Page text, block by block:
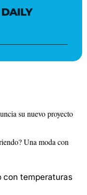
su nuevo proyecto
Una moda con
con temperaturas